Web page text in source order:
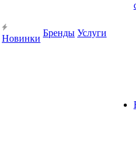
Новинки
Бренды Услуги